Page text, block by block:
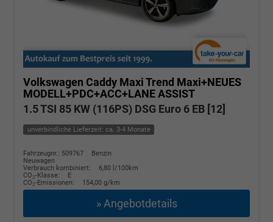
Volkswagen Caddy MaxiTrend Maxi+NEUES
MODELL+PDC+ACC+LANE ASSIST
1.5 TSI 85 KW (116PS) DSG Euro 6 EB [12]
unverbindliche Lieferzeit: ca. 3-4 Monate
Fahrzeugnr.: 509767
Benzin
Neuwagen
Verbrauch kombiniert:
6,80 l/100km
CO2-Klasse:
E
CO2-Emissionen: 154,00 g/km
» Angebotdetails